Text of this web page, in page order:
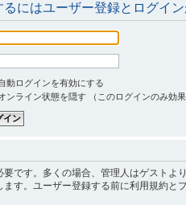
にはユーザー登録とログイ
動ログインを有効にする
ンライン状態を隠す （このログインのみ効
です。多くの場合、管理人はゲスト
す。ユーザー登録する前に利用規約